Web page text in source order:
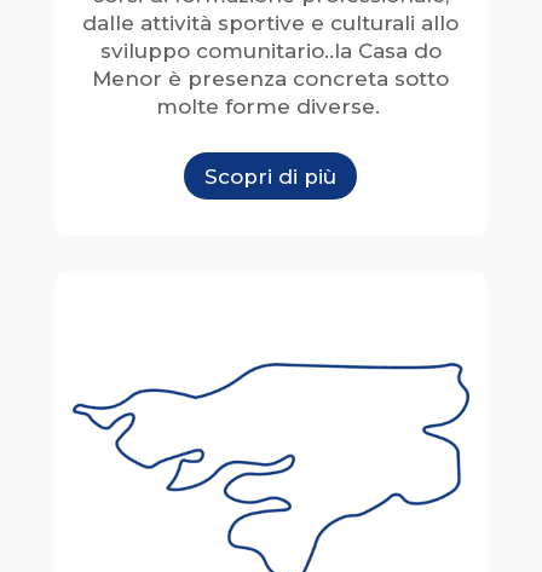
dalle attività sportive e culturali allo
sviluppo comunitario..la Casa do
Menor è presenza concreta sotto
molte forme diverse.
Scopri di più